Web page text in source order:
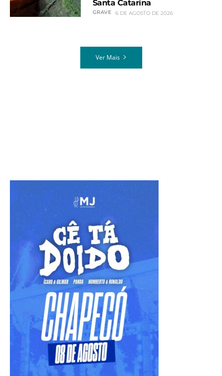
Santa Catarina
GRAVE 6 DE AGOSTO DE 2026
Ver Mais